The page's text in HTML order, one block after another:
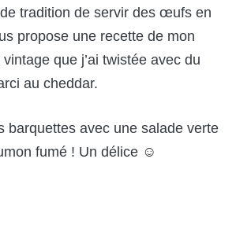
tradition de servir des œufs en
propose une recette de mon
que j’ai twistée avec du
au cheddar.
barquettes avec une salade verte
fumé ! Un délice ☺